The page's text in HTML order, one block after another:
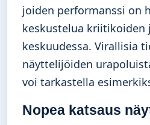
joiden performanssi on
keskustelua kriitikoiden
keskuudessa. Virallisia
näyttelijöiden
voi tarkastella
Nopea katsaus